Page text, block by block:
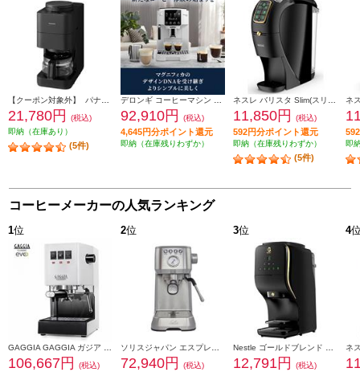
21,780円
(税込)
即納（在庫あり）
(5件)
92,910円 (税込)
4,645円分ポイント還元
即納（在庫残りわずか）
11,850円 (税込)
592円分ポイント還元
即納（在庫残りわずか）
(5件)
即
コーヒーメーカーの人気ランキング
1位
106,667円
(税込)
2位
72,940円 (税込)
3位
12,791円
(税込)
4